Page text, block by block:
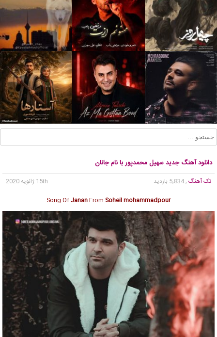
دانلود آهنگ جدید سهیل محمدپور با نام جانان
تک آهنگ , 5,834 بازدید
15th ژانویه 2020
Song OfJananFrom Soheil mohammadpour